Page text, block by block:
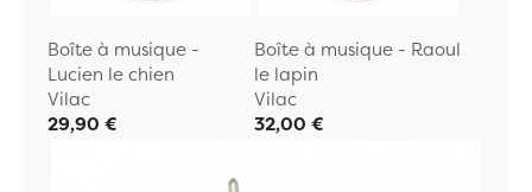
Boîte à musique -
Lucien le chien
Vilac
29,90 €
Boîte à musique - Raoul
le lapin
Vilac
32,00 €